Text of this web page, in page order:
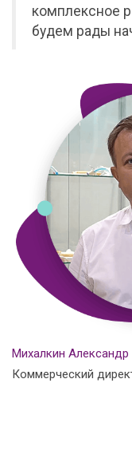
комплексное
будем рады
Михалкин
Коммерческий